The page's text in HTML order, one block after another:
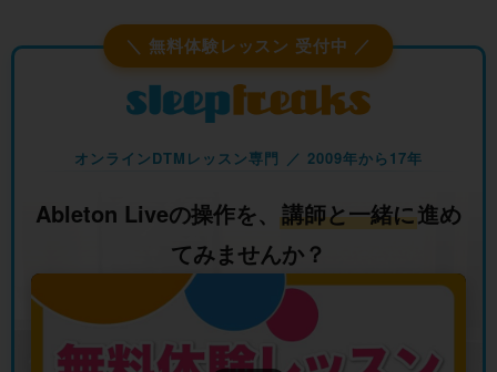
＼ 無料体験レッスン 受付中 ／
オンラインDTMレッスン専門 ／ 2009年から17年
Ableton Liveの操作を、 講師と一緒に進め
てみませんか？